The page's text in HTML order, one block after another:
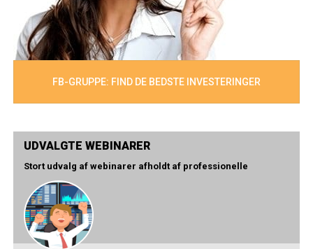
FB-GRUPPE: FIND DE BEDSTE INVESTERINGER
UDVALGTE WEBINARER
Stort udvalg af webinarer afholdt af professionelle